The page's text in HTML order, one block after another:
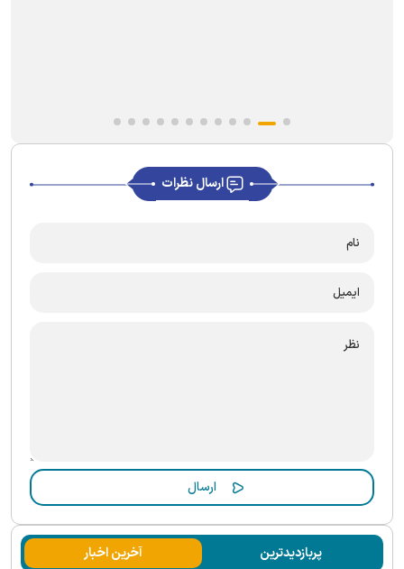
ارسال نظرات
پربازدیدترین آخرین اخبار